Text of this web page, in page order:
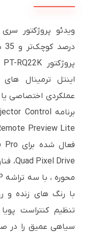
اینتل ترمینال
عملکردی اختصاصی
با رنگ های زنده و
تنظیم کنتراست
سیاهی عمیق را در